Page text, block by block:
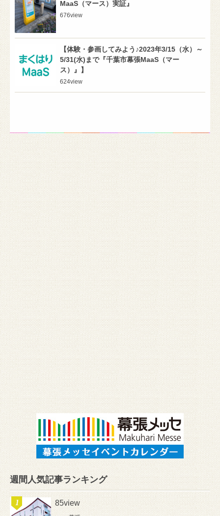
MaaS（マース）実証』
676view
【体験・参画してみよう♪2023年3/15（水）～
5/31(水)まで『千葉市幕張MaaS（マー
ス）』】
624view
週間人気記事ランキング
85view